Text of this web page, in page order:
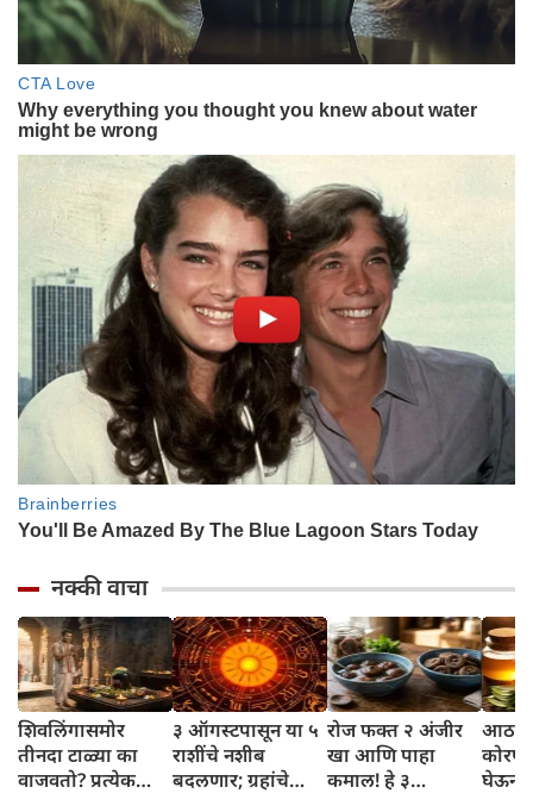
नक्की वाचा
शिवलिंगासमोर
तीनदा टाळ्या का
वाजवतो? प्रत्येक
३ ऑगस्टपासून या ५
राशींचे नशीब
बदलणार; ग्रहांचे
रोज फक्त २ अंजीर
खा आणि पाहा
कमाल! हे ३
घेऊन